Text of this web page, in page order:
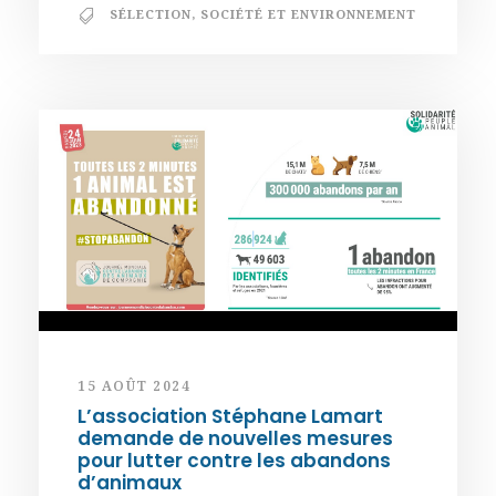
SÉLECTION, SOCIÉTÉ ET ENVIRONNEMENT
15 AOÛT 2024
L’association Stéphane Lamart
demande de nouvelles mesures
pour lutter contre les abandons
d’animaux